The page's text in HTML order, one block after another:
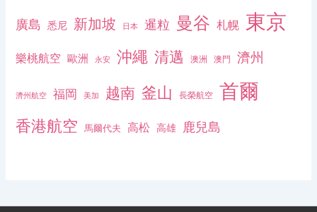
廣島 悉尼 新加坡 日本 暹粒 曼谷 札幌 東京
樂桃航空 歐洲 永安 沖繩 清邁 澳洲 澳門 濟州
濟州航空 福岡 美加 越南 釜山 長榮航空 首爾
香港航空 馬爾代夫 高松 高雄 鹿兒島